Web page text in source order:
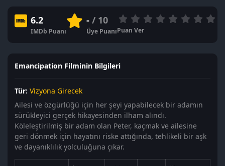
6.2
IMDb Puanı
-/ 10
Üye PuanıPuan Ver
Emancipation Filminin Bilgileri
Tür: Vizyona Girecek
Ailesi ve özgürlüğü için her şeyi yapabilecek bir adamın
sürükleyici gerçek hikayesinden ilham alındı.
Köleleştirilmiş bir adam olan Peter, kaçmak ve ailesine
geri dönmek için hayatını riske attığında, tehlikeli bir aşk
ve dayanıklılık yolculuğuna çıkar.